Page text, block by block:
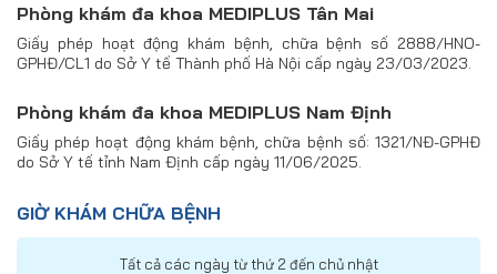
Phòng khám đa khoa MEDIPLUS Tân Mai
Giấy phép hoạt động khám bệnh, chữa bệnh số 2888/HNO-
GPHĐ/CL1 do Sở Y tế Thành phố Hà Nội cấp ngày 23/03/2023.
Phòng khám đa khoa MEDIPLUS Nam Định
Giấy phép hoạt động khám bệnh, chữa bệnh số: 1321/NĐ-GPHĐ
do Sở Y tế tỉnh Nam Định cấp ngày 11/06/2025.
GIỜ KHÁM CHỮA BỆNH
Tất cả các ngày từ thứ 2 đến chủ nhật